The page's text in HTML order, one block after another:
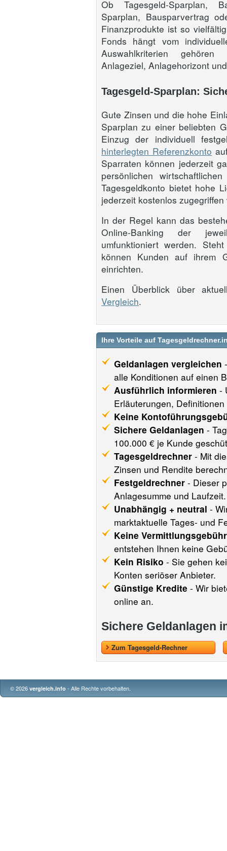
Ob Tagesgeld-Sparplan,
Sparplan, Bausparvertrag
Finanzprodukte ist so
Fonds hängt vom
Auswahlkriterien gehören
Anlageziel, Anlagehorizont
Tagesgeld-Sparplan:
Gute Zinsen und die hohe
Sparplan zu einer beliebten
Einzug der individuell
hinterlegten Referenzkonto
Sparraten können jederzeit
persönlichen
Tagesgeldkonto bietet hohe
jederzeit kostenlos
In der Regel kann das
Online-Banking der
umfunktioniert werden.
können Kunden auf ihrem
einrichten.
Einen Überblick über
Vergleich.
Ihre Vorteile auf
Geldanlagen vergleichen
alle Konditionen auf einen
Ausführlich informieren -
Erläuterungen,
Keine
Sichere Geldanlagen -
100.000 € je Kunde
Tagesgeldrechner - Mit
Zinsen und Rendite
Festgeldrechner - Dieser
Anlagesumme und Laufzeit.
Unabhängig + neutral -
marktaktuelle Tages- und
Keine
entstehen Ihnen keine
Kein Risiko - Sie gehen
Konten seriöser Anbieter.
Günstige Kredite - Wir
online an.
Sichere Geldanlagen
Zum Tagesgeld-Rechner
© 2026 vergleich.info - Alle Rechte vorbehalten.